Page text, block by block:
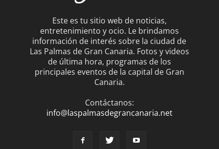
Este es tu sitio web de noticias,
entretenimiento y ocio. Le brindamos
información de interés sobre la ciudad de
Las Palmas de Gran Canaria. Fotos y videos
de última hora, programas de los
principales eventos de la capital de Gran
Canaria.
Contáctanos:
info@laspalmasdegrancanaria.net